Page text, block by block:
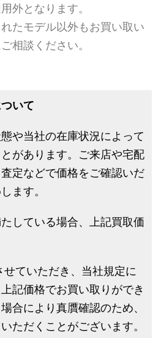
外となります。
たモデル以外もお買い取い
相談ください。
いて
や当社の在庫状況によって
があります。ご来店や宅配
定などで価格をご確認いだ
ます。
している場合、上記買取価
ていただき、当社規定に
記価格でお買い取りができ
合により真贋確認のため、
ただくことがございます。